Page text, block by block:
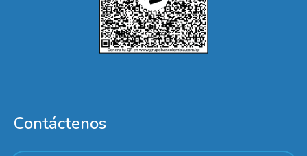
Contáctenos